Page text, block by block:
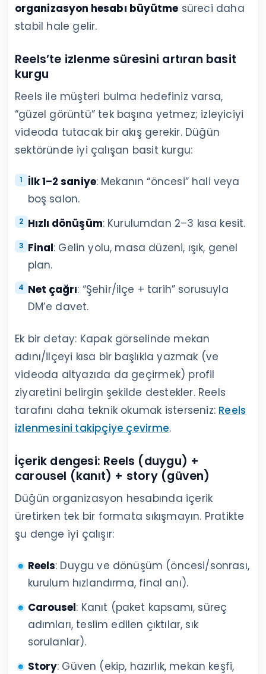
organizasyon hesabı büyütme süreci daha
stabil hale gelir.
Reels’te izlenme süresini artıran basit
kurgu
Reels ile müşteri bulma hedefiniz varsa,
“güzel görüntü” tek başına yetmez; izleyiciyi
videoda tutacak bir akış gerekir. Düğün
sektöründe iyi çalışan basit kurgu:
İlk 1–2 saniye: Mekanın “öncesi” hali veya
boş salon.
Hızlı dönüşüm: Kurulumdan 2–3 kısa kesit.
Final: Gelin yolu, masa düzeni, ışık, genel
plan.
Net çağrı: “Şehir/ilçe + tarih” sorusuyla
DM’e davet.
Ek bir detay: Kapak görselinde mekan
adını/ilçeyi kısa bir başlıkla yazmak (ve
videoda altyazıda da geçirmek) profil
ziyaretini belirgin şekilde destekler. Reels
tarafını daha teknik okumak isterseniz: Reels
izlenmesini takipçiye çevirme.
İçerik dengesi: Reels (duygu) +
carousel (kanıt) + story (güven)
Düğün organizasyon hesabında içerik
üretirken tek bir formata sıkışmayın. Pratikte
şu denge iyi çalışır:
Reels: Duygu ve dönüşüm (öncesi/sonrası,
kurulum hızlandırma, final anı).
Carousel: Kanıt (paket kapsamı, süreç
adımları, teslim edilen çıktılar, sık
sorulanlar).
Story: Güven (ekip, hazırlık, mekan keşfi,